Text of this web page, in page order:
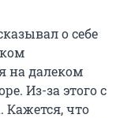
о себе
на далеком
Из-за этого с
Кажется, что